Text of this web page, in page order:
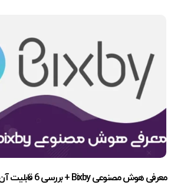
معرفی هوش مصنوعی Bixby + بررسی 6 قابلیت آن